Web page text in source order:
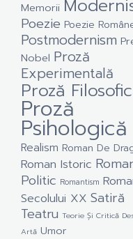
Memorii
Poezie Poezie
Postmodernism
Nobel Proză
Experimentală
Proză
Proză
Psihologică
Realism Roman De
Roman Istoric
Politic Romantism
Secolului XX Satiră
Teatru Teorie Și Critică
Artă Umor